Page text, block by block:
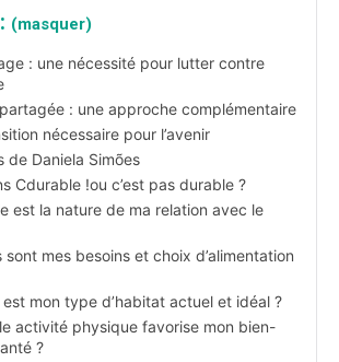
(masquer)
: une nécessité pour lutter contre
: une approche complémentaire
nécessaire pour l’avenir
de Daniela Simões
Cdurable !ou c’est pas durable ?
est la nature de ma relation avec le
sont mes besoins et choix d’alimentation
est mon type d’habitat actuel et idéal ?
activité physique favorise mon bien-
?